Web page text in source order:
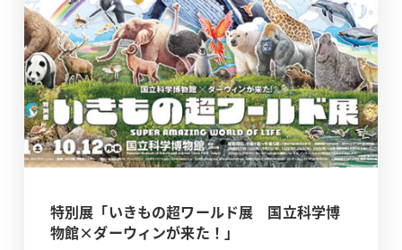
特別展「いきもの超ワールド展 国立科学博
物館×ダーウィンが来た！」